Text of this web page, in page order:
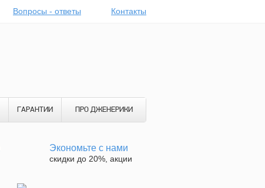
Вопросы - ответы Контакты
ГАРАНТИИ ПРО ДЖЕНЕРИКИ
Экономьте с нами
скидки до 20%, акции